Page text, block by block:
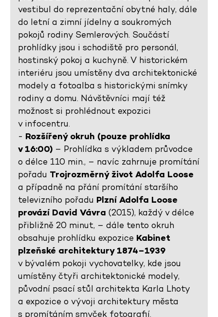
vestibul do reprezentační obytné haly, dále
do letní a zimní jídelny a soukromých
pokojů rodiny Semlerových. Součástí
prohlídky jsou i schodiště pro personál,
hostinský pokoj a kuchyně. V historickém
interiéru jsou umístěny dva architektonické
modely a fotoalba s historickými snímky
rodiny a domu. Návštěvníci mají též
možnost si prohlédnout expozici
v infocentru.
- Rozšířený okruh (pouze prohlídka
v 16:00) – Prohlídka s výkladem průvodce
o délce 110 min., – navíc zahrnuje promítání
pořadu Trojrozměrný život Adolfa Loose
a případně na přání promítání staršího
televizního pořadu Plzní Adolfa Loose
provází David Vávra (2015), každý v délce
přibližně 20 minut, – dále tento okruh
obsahuje prohlídku expozice Kabinet
plzeňské architektury 1874–1939
v bývalém pokoji vychovatelky, kde jsou
umístěny čtyři architektonické modely,
původní psací stůl architekta Karla Lhoty
a expozice o vývoji architektury města
s promítáním smyček fotografií.